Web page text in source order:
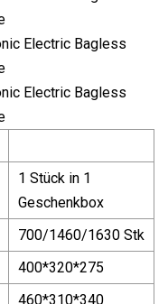
1 Stück in 1
Geschenkbox
700/1460/1630 Stk
400*320*275
460*310*340